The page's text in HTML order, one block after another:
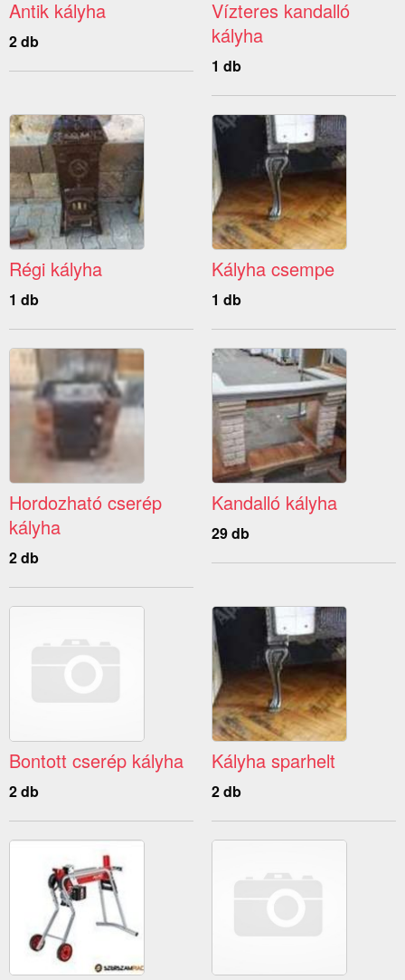
Antik kályha
2 db
Vízteres kandalló
kályha
1 db
Régi kályha
1 db
Kályha csempe
1 db
Hordozható cserép
kályha
2 db
Kandalló kályha
29 db
Bontott cserép kályha
2 db
Kályha sparhelt
2 db